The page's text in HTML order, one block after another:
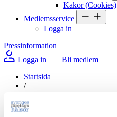
Kakor (Cookies)
Medlemsservice
Logga in
Pressinformation
Logga in
Bli medlem
Startsida
/
Aktuellt i omvärlden
/
Företagsläkaren avgörande